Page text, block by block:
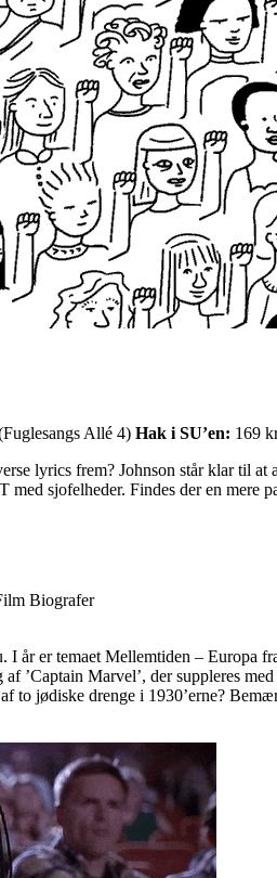
Allé 4) Hak i SU’en: 169
lyrics frem? Johnson står klar til
sjofelheder. Findes der en mere
Biografer
I år er temaet Mellemtiden – Europa
’Captain Marvel’, der suppleres
to jødiske drenge i 1930’erne?